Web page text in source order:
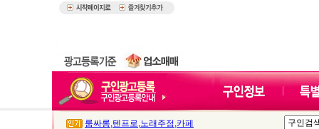
룸싸롱,텐프로,노래주점 ,카페